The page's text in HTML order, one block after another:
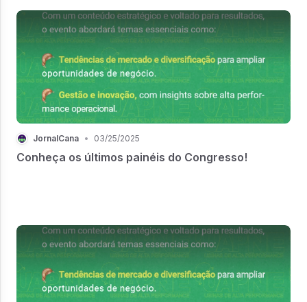
JornalCana • 03/25/2025
Conheça os últimos painéis do Congresso!